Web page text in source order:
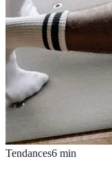
Tendances6 min